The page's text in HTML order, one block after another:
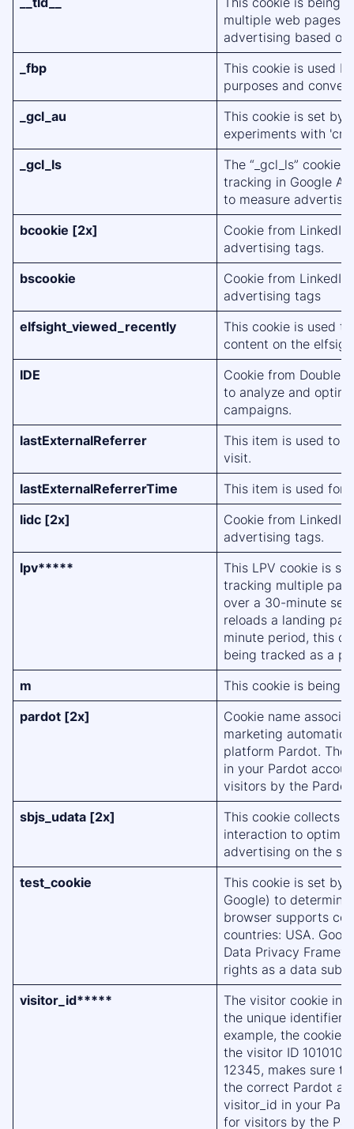
multiple web pages
advertising based
_fbp
This cookie is used
purposes and
_gcl_au
This cookie is set by
experiments with
_gcl_ls
The “_gcl_ls” cookie
tracking in Google
to measure
bcookie [2x]
Cookie from
advertising tags.
bscookie
Cookie from
advertising tags
elfsight_viewed_recently
This cookie is used
content on the
IDE
Cookie from Double
to analyze and
campaigns.
lastExternalReferrer
This item is used to
visit.
lastExternalReferrerTime
This item is used for
lidc [2x]
Cookie from
advertising tags.
lpv*****
This LPV cookie is
tracking multiple
over a 30-minute
reloads a landing
minute period, this
being tracked as a
m
This cookie is being
pardot [2x]
Cookie name
marketing
platform Pardot. The
in your Pardot
visitors by the
sbjs_udata [2x]
This cookie collects
interaction to
advertising on the
test_cookie
This cookie is set by
Google) to
browser supports
countries: USA.
Data Privacy
rights as a data
visitor_id*****
The visitor cookie
the unique identifier
example, the cookie
the visitor ID
12345, makes sure
the correct Pardot
visitor_id in your
for visitors by the